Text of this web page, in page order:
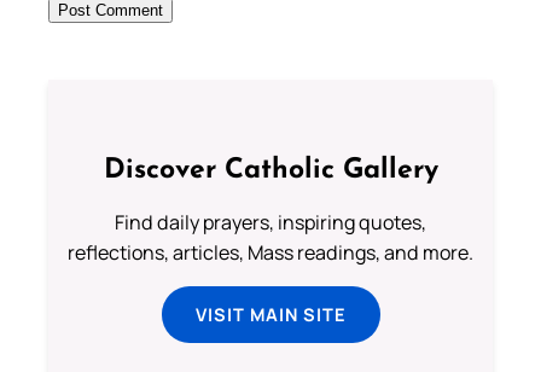
Discover Catholic Gallery
Find daily prayers, inspiring quotes,
reflections, articles, Mass readings, and more.
VISIT MAIN SITE